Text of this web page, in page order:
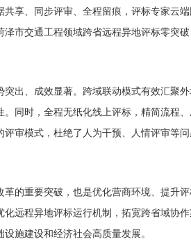
享、同步评审、全程留痕，评标专家云
市交通工程领域跨省远程异地评标零突
出、成效显著。跨域联动模式有效汇聚
同时，全程无纸化线上评标，精简流程
审模式，杜绝了人为干预、人情评审等
的重要突破，也是优化营商环境、提升
远程异地评标运行机制，拓宽跨省域协
施建设和经济社会高质量发展。